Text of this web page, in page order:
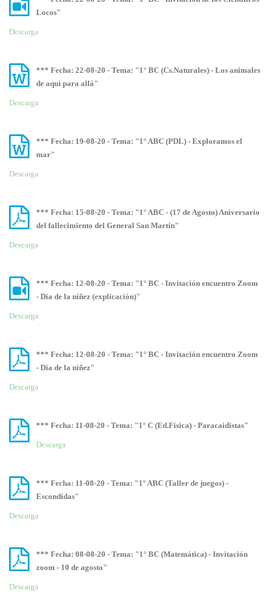
Locos"
Descarga
*** Fecha: 22-08-20 - Tema: "1° BC (Cs.Naturales) - Los animales
de aquí para allá"
Descarga
*** Fecha: 19-08-20 - Tema: "1° ABC (PDL) - Exploramos el
mar"
Descarga
*** Fecha: 15-08-20 - Tema: "1° ABC - (17 de Agosto) Aniversario
del fallecimiento del General San Martín"
Descarga
*** Fecha: 12-08-20 - Tema: "1° BC - Invitación encuentro Zoom
- Día de la niñez (explicación)"
Descarga
*** Fecha: 12-08-20 - Tema: "1° BC - Invitación encuentro Zoom
- Día de la niñez"
Descarga
*** Fecha: 11-08-20 - Tema: "1° C (Ed.Física) - Paracaidistas"
Descarga
*** Fecha: 11-08-20 - Tema: "1° ABC (Taller de juegos) -
Escondidas"
Descarga
*** Fecha: 08-08-20 - Tema: "1° BC (Matemática) - Invitación
zoom - 10 de agosto"
Descarga